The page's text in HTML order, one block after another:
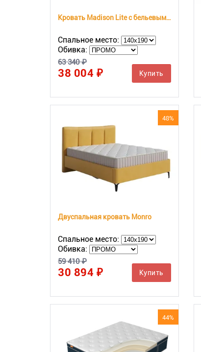
Кровать Madison Lite с бельевым ящиком
Спальное место:
Обивка:
63 340 ₽
38 004 ₽ Купить
48%
Двуспальная кровать Monro
Спальное место:
Обивка:
59 410 ₽
30 894 ₽ Купить
44%